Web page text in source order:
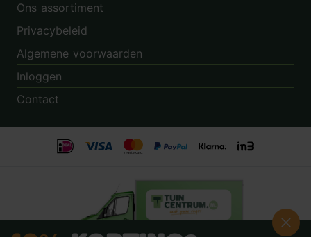
Ons assortiment
Privacybeleid
Algemene voorwaarden
Inloggen
Contact